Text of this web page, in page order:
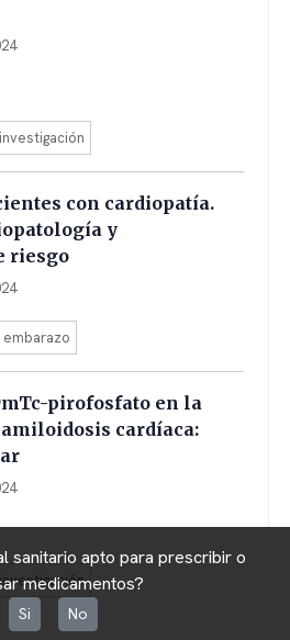
con cardiopatía.
y
riesgo
embarazo
pirofosfato en la
cardíaca:
sanitario apto para prescribir o
medicamentos?
Si No